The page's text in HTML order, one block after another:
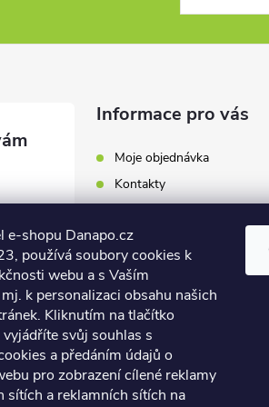
e-shopu Danapo.cz
používá soubory cookies k
webu a s Vaším
k personalizaci obsahu našich
Kliknutím na tlačítko
vyjádříte svůj souhlas s
a předáním údajů o
pro zobrazení cílené reklamy
sítích a reklamních sítích na
446
446
Informace pro vás
Moje objednávka
Kontakty
Hodnocení obchodu
Obchodní podmínky
Reklamace a výměna zboží
Podmínky ochrany osobních
údajů
Soubory cookies
Napište nám